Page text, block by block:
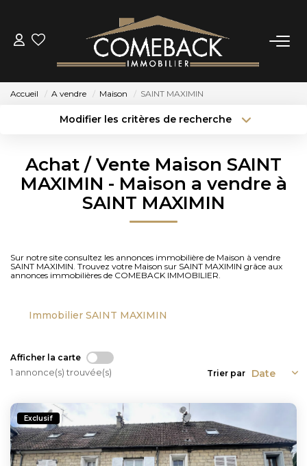
ACHETER
NOTRE AGENCE
CONTACT
Accueil A vendre Maison SAINT MAXIMIN
Modifier les critères de recherche
Sélectionnez...
Type de bien
Plus de critères
Achat / Vente Maison SAINT
MAXIMIN - Maison a vendre à
SAINT MAXIMIN
Sur notre site consultez les annonces immobilière de Maison à vendre
SAINT MAXIMIN. Trouvez votre Maison sur SAINT MAXIMIN grâce aux
annonces immobilières de COMEBACK IMMOBILIER.
Immobilier SAINT MAXIMIN
Afficher la carte
1 annonce(s) trouvée(s) Trier par
Exclusif